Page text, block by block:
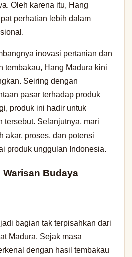
Oleh karena itu, Hang
perhatian lebih dalam
inovasi pertanian dan
tembakau, Hang Madura kini
Seiring dengan
pasar terhadap produk
produk ini hadir untuk
tersebut. Selanjutnya, mari
akar, proses, dan potensi
produk unggulan Indonesia.
Warisan Budaya
bagian tak terpisahkan dari
Madura. Sejak masa
dengan hasil tembakau